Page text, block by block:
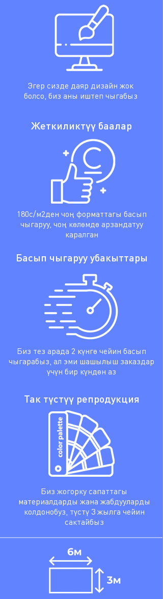
Эгер сизде даяр дизайн жок
болсо, биз аны иштеп чыгабыз
Жеткиликтүү баалар
180с/м2ден чоң форматтагы басып
чыгаруу, чоң көлөмдө арзандатуу
каралган
Басып чыгаруу убакыттары
Биз тез арада 2 күнгө чейин басып
чыгарабыз, ал эми шашылыш заказдар
үчүн бир күндөн аз
Так түстүү репродукция
Биз жогорку сапаттагы
материалдарды жана жабдууларды
колдонобуз, түстү 3 жылга чейин
сактайбыз